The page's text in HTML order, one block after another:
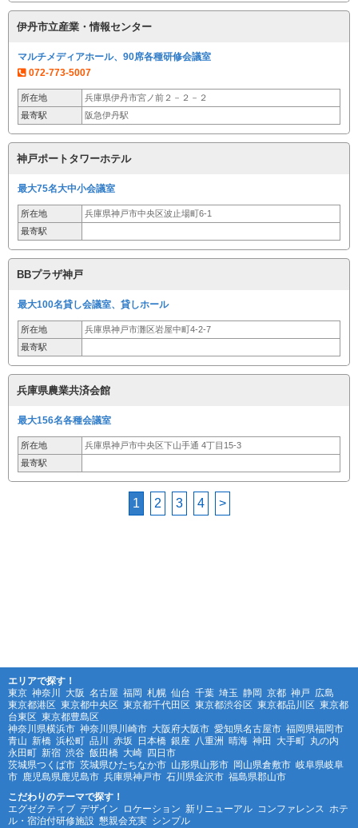
伊丹市立産業・情報センター
マルチメディアホール、90席各種研修会議室
072-773-5007
所在地
兵庫県伊丹市宮ノ前２－２－２
最寄駅
阪急伊丹駅
神戸ポートタワーホテル
最大75名大中小会議室
所在地
兵庫県神戸市中央区波止場町6-1
最寄駅
BBプラザ神戸
最大100名貸し会議室、貸しホール
所在地
兵庫県神戸市灘区岩屋中町4-2-7
最寄駅
兵庫県農業共済会館
最大156名各種会議室
所在地
兵庫県神戸市中央区下山手通 4丁目15-3
最寄駅
1 2 3 4 >
エリアで探す！
東京 神奈川 大阪 名古屋 福岡 札幌 仙台 千葉 埼玉 静岡 京都 神戸 広島
東京都港区 東京都中央区 東京都千代田区 東京都渋谷区 東京都品川区 東京都
台東区 東京都豊島区
神奈川県横浜市 神奈川県川崎市 大阪府大阪市 愛知県名古屋市 福岡県福岡市
青山 新橋 浜松町 品川 赤坂 日本橋 銀座 八重洲 晴海 神田 大手町 丸の内
永田町 新宿 渋谷 飯田橋 大崎 四日市
茨城県つくば市 茨城県ひたちなか市 山形県山形市 岡山県倉敷市 岐阜県岐阜
市 鹿児島県鹿児島市 兵庫県神戸市 石川県金沢市 福島県郡山市
こだわりのテーマで探す！
エグゼクティブ デザイン ロケーション 新リニューアル コンファレンス ホテ
ル・宿泊付研修施設 懇親会充実 シンプル